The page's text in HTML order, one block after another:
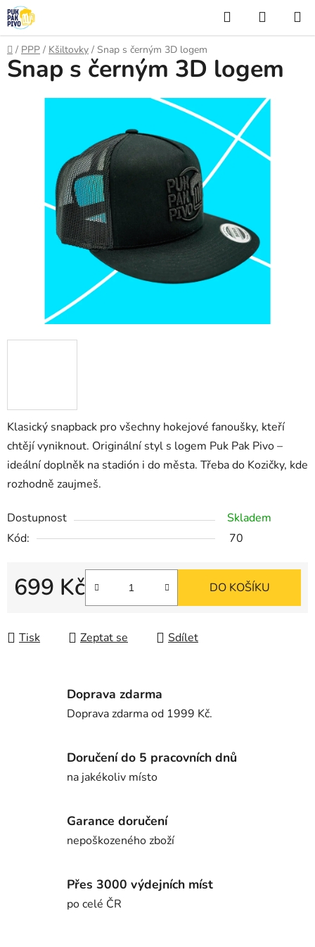
Přejít
na
obsah
Hledat
KOŠÍK
Domů
/ PPP / Kšiltovky / Snap s černým 3D logem
Klasický snapback pro všechny hokejové fanoušky, kteří
chtějí vyniknout. Originální styl s logem Puk Pak Pivo –
ideální doplněk na stadión i do města. Třeba do Kozičky, kde
rozhodně zaujmeš.
Dostupnost
Skladem
Kód:
70
699 Kč DO KOŠÍKU
Tisk Zeptat se Sdílet
Snap s černým 3D logem
Doprava zdarma
Doprava zdarma od 1999 Kč.
Doručení do 5 pracovních dnů
na jakékoliv místo
Garance doručení
nepoškozeného zboží
Přes 3000 výdejních míst
po celé ČR